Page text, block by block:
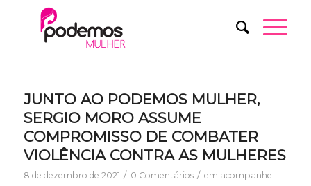
JUNTO AO PODEMOS MULHER,
SERGIO MORO ASSUME
COMPROMISSO DE COMBATER
VIOLÊNCIA CONTRA AS MULHERES
8 de dezembro de 2021 / 0 Comentários / em acompanhe